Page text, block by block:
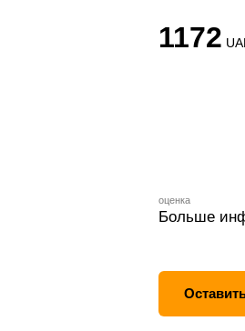
1172
оценка
Больше